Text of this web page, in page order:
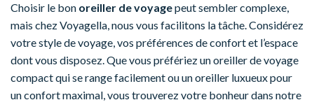
Choisir le bon oreiller de voyagepeut sembler complexe,
mais chez Voyagella, nous vous facilitons la tâche. Considérez
votre style de voyage, vos préférences de confort et l’espace
dont vous disposez. Que vous préfériez un oreiller de voyage
compact qui se range facilement ou un oreiller luxueux pour
un confort maximal, vous trouverez votre bonheur dans notre